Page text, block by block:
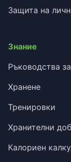
Защита на
Знание
Ръководства
Хранене
Тренировки
Хранителни
Калориен